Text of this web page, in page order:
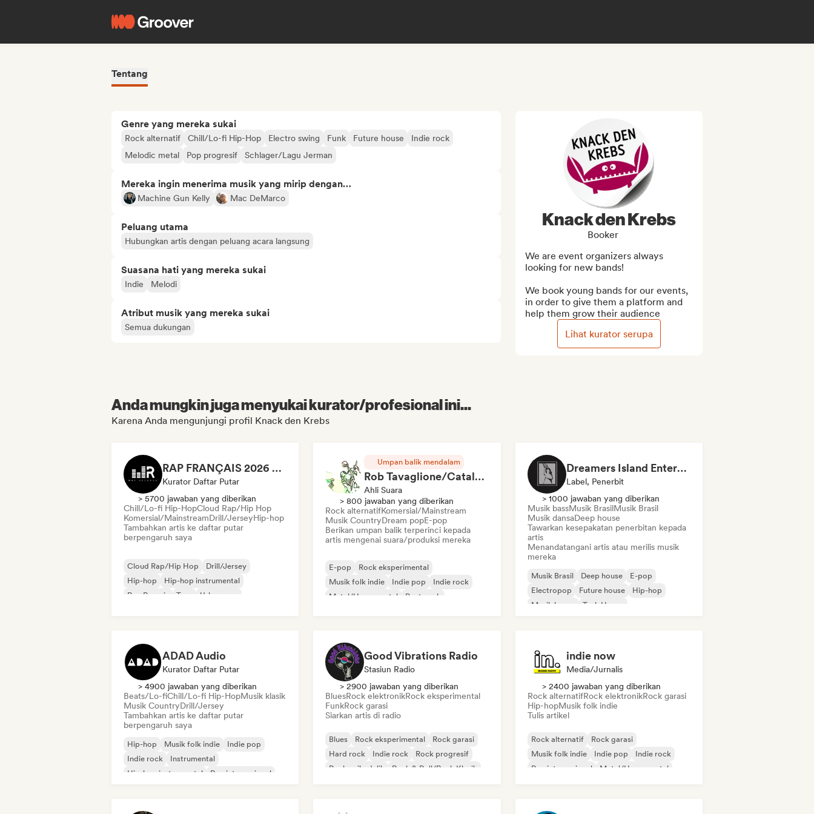
Tentang
Genre yang mereka sukai
Rock alternatif Chill/Lo-fi Hip-Hop Electro swing Funk Future house
Indie rock
Melodic metal
Pop progresif Schlager/Lagu Jerman
Mereka ingin menerima musik yang mirip dengan…
Machine Gun Kelly Mac DeMarco
Peluang utama
Hubungkan artis dengan peluang acara langsung
Suasana hati yang mereka sukai
Indie Melodi
Atribut musik yang mereka sukai
Semua dukungan
Knack den Krebs
Booker
We are event organizers always
looking for new bands!
We book young bands for our events,
in order to give them a platform and
help them grow their audience
Lihat kurator serupa
Anda mungkin juga menyukai kurator/profesional ini...
Karena Anda mengunjungi profil Knack den Krebs
RAP FRANÇAIS 2026 🔥🇫🇷 (Way Records)
Kurator Daftar Putar
> 5700 jawaban yang diberikan
Chill/Lo-fi Hip-HopCloud Rap/Hip Hop
Komersial/MainstreamDrill/JerseyHip-hop
Tambahkan artis ke daftar putar
berpengaruh saya
Cloud Rap/Hip Hop
Drill/Jersey
Hip-hop
Hip-hop instrumental
Rap Prancis
Trap
Urban pop
Umpan balik mendalam
Rob Tavaglione/Catalyst Recording
Ahli Suara
> 800 jawaban yang diberikan
Rock alternatifKomersial/Mainstream
Musik CountryDream popE-pop
Berikan umpan balik terperinci kepada
artis mengenai suara/produksi mereka
E-pop
Rock eksperimental
Musik folk indie
Indie pop
Indie rock
Metal/Heavy metal
Post-rock
Dreamers Island Entertainment
Label, Penerbit
> 1000 jawaban yang diberikan
Musik bassMusik BrasilMusik Brasil
Musik dansaDeep house
Tawarkan kesepakatan penerbitan kepada
artis
Menandatangani artis atau merilis musik
mereka
Musik Brasil Deep house
E-pop
Electropop
Future house
Hip-hop
Musik house
Tech House
ADAD Audio
Kurator Daftar Putar
> 4900 jawaban yang diberikan
Beats/Lo-fiChill/Lo-fi Hip-HopMusik klasik
Musik CountryDrill/Jersey
Tambahkan artis ke daftar putar
berpengaruh saya
Hip-hop Musik folk indie
Indie pop
Indie rock
Instrumental
Hip-hop instrumental
Rap internasional
Good Vibrations Radio
Stasiun Radio
> 2900 jawaban yang diberikan
BluesRock elektronikRock eksperimental
FunkRock garasi
Siarkan artis di radio
Blues Rock eksperimental
Rock garasi
Hard rock
Indie rock
Rock progresif
Rock psikedelik
Rock & Roll/Rock Klasik
indie now
Media/Jurnalis
> 2400 jawaban yang diberikan
Rock alternatifRock elektronikRock garasi
Hip-hopMusik folk indie
Tulis artikel
Rock alternatif
Rock garasi
Musik folk indie
Indie pop
Indie rock
Rap internasional
Metal/Heavy metal